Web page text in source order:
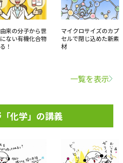
来の分子から世
ない有機化合物
！
マイクロサイズのカプ
セルで閉じ込めた新素
材
一覧を表示
化学」の講義